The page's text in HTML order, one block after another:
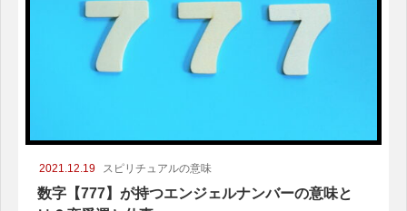
2021.12.19 スピリチュアルの意味
数字【777】が持つエンジェルナンバーの意味と